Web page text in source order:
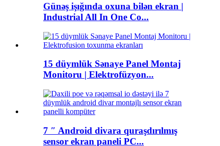
Günəş işığında oxuna bilən ekran |
Industrial All In One Co...
15 düymlük Sənaye Panel Montaj
Monitoru | Elektrofüzyon...
7 ″ Android divara quraşdırılmış
sensor ekran paneli PC...